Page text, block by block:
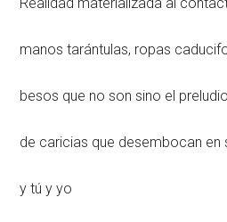
Realidad materializada al
manos tarántulas, ropas
besos que no son sino el
de caricias que desembocan en
y tú y yo